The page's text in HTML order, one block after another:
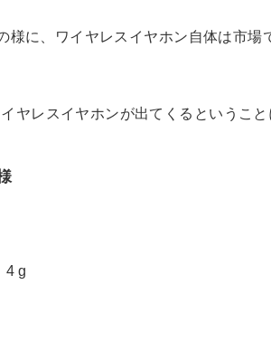
様に、ワイヤレスイヤホン自体は市場
ヤレスイヤホンが出てくるということ
4 g